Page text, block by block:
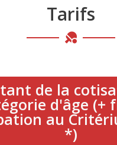
Tarifs
de la
d'âge (+
au
*)